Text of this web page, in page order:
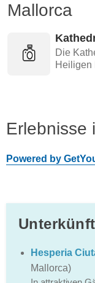
Mallorca
Die
Heiligen
Erlebnisse
Powered by
Hesperia
Mallorca)